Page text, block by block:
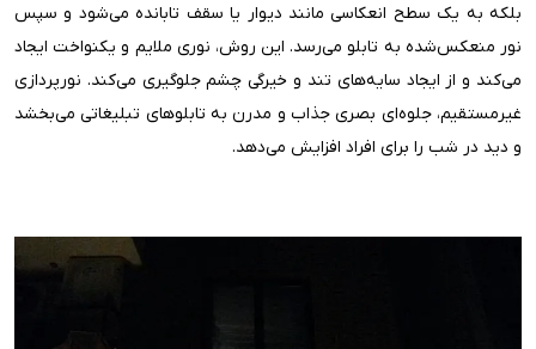
بلکه به یک سطح انعکاسی مانند دیوار یا سقف تابانده می‌شود و سپس
نور منعکس‌شده به تابلو می‌رسد. این روش، نوری ملایم و یکنواخت ایجاد
می‌کند و از ایجاد سایه‌های تند و خیرگی چشم جلوگیری می‌کند. نورپردازی
غیرمستقیم، جلوه‌ای بصری جذاب و مدرن به تابلوهای تبلیغاتی می‌بخشد
و دید در شب را برای افراد افزایش می‌دهد.